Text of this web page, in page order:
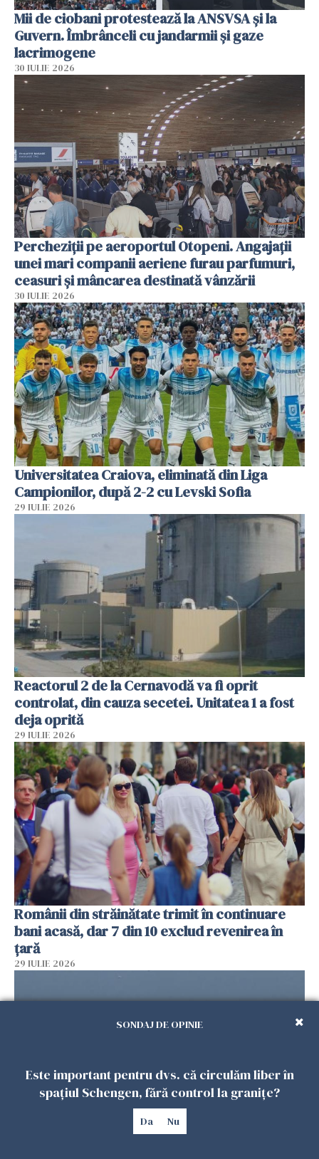
Mii de ciobani protestează la ANSVSA și la
Guvern. Îmbrânceli cu jandarmii și gaze
lacrimogene
30 IULIE 2026
Percheziții pe aeroportul Otopeni. Angajații
unei mari companii aeriene furau parfumuri,
ceasuri și mâncarea destinată vânzării
30 IULIE 2026
Universitatea Craiova, eliminată din Liga
Campionilor, după 2-2 cu Levski Sofia
29 IULIE 2026
Reactorul 2 de la Cernavodă va fi oprit
controlat, din cauza secetei. Unitatea 1 a fost
deja oprită
29 IULIE 2026
Românii din străinătate trimit în continuare
bani acasă, dar 7 din 10 exclud revenirea în
țară
29 IULIE 2026
SONDAJ DE OPINIE
Este important pentru dvs. că circulăm liber în
spațiul Schengen, fără control la granițe?
Da Nu